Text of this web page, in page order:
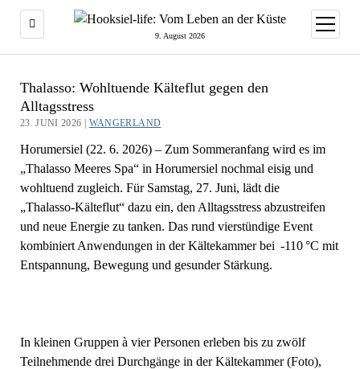
9. August 2026
Menü
öffnen
Thalasso: Wohltuende Kälteflut gegen den
Alltagsstress
23. JUNI 2026 | WANGERLAND
Horumersiel (22. 6. 2026) – Zum Sommeranfang wird es im
„Thalasso Meeres Spa“ in Horumersiel nochmal eisig und
wohltuend zugleich. Für Samstag, 27. Juni, lädt die
„Thalasso‑Kälteflut“ dazu ein, den Alltagsstress abzustreifen
und neue Energie zu tanken. Das rund vierstündige Event
kombiniert Anwendungen in der Kältekammer bei -110 °C mit
Entspannung, Bewegung und gesunder Stärkung.
In kleinen Gruppen à vier Personen erleben bis zu zwölf
Teilnehmende drei Durchgänge in der Kältekammer (Foto),